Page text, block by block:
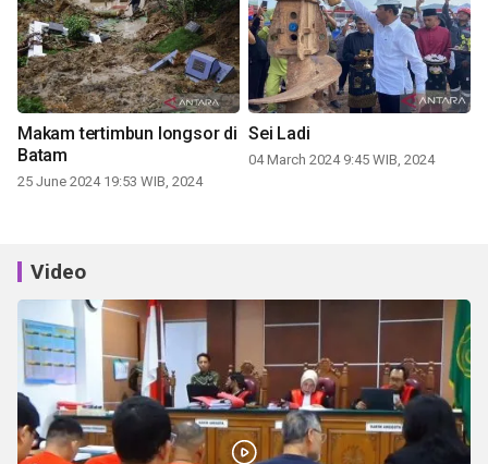
Makam tertimbun longsor di
Batam
25 June 2024 19:53 WIB, 2024
Sei Ladi
04 March 2024 9:45 WIB, 2024
Video